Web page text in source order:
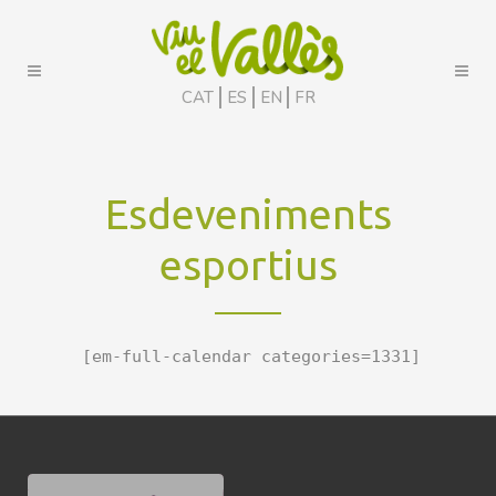
CAT ES EN FR
Esdeveniments
esportius
[em-full-calendar categories=1331]